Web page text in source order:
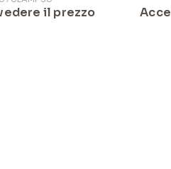
il prezzo